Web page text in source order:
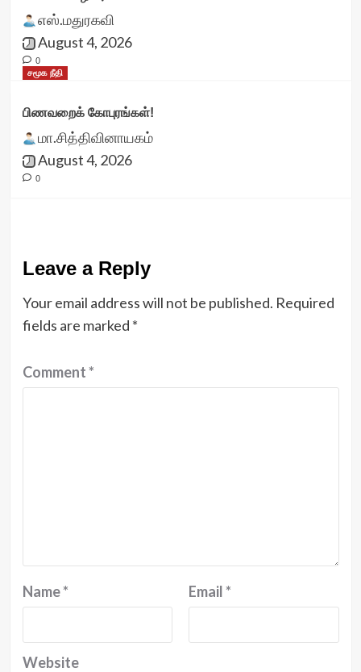
எஸ்.மதுரகவி
August 4, 2026
0
சமூக நீதி
பிணவறைக் கோபுரங்கள்!
மா.சித்திவினாயகம்
August 4, 2026
0
Leave a Reply
Your email address will not be published. Required
fields are marked *
Comment*
Name* Email*
Website